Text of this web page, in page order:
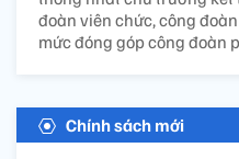
đoàn viên chức, công
mức đóng góp công đoàn
Chính sách mới